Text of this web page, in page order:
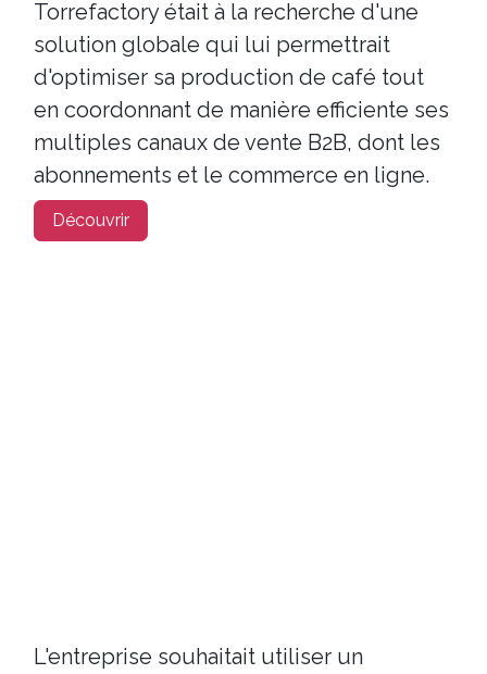
Torrefactory était à la recherche d'une
solution globale qui lui permettrait
d'optimiser sa production de café tout
en coordonnant de manière efficiente ses
multiples canaux de vente B2B, dont les
abonnements et le commerce en ligne.
Découvrir
L'entreprise souhaitait utiliser un